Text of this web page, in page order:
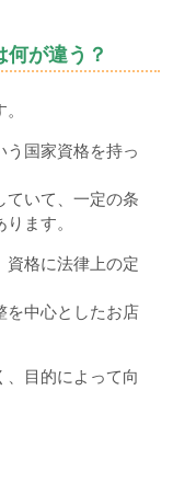
何が違う？
う国家資格を持っ
ていて、一定の条
ます。
資格に法律上の定
を中心としたお店
、目的によって向